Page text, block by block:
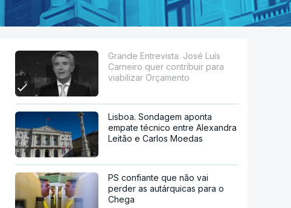
Grande Entrevista. José Luís
Carneiro quer contribuir para
viabilizar Orçamento
Lisboa. Sondagem aponta
empate técnico entre Alexandra
Leitão e Carlos Moedas
PS confiante que não vai
perder as autárquicas para o
Chega